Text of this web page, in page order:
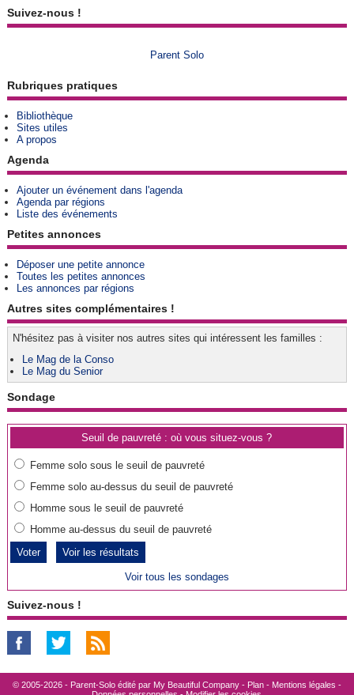
Suivez-nous !
Parent Solo
Rubriques pratiques
Bibliothèque
Sites utiles
A propos
Agenda
Ajouter un événement dans l'agenda
Agenda par régions
Liste des événements
Petites annonces
Déposer une petite annonce
Toutes les petites annonces
Les annonces par régions
Autres sites complémentaires !
N'hésitez pas à visiter nos autres sites qui intéressent les familles :
Le Mag de la Conso
Le Mag du Senior
Sondage
Seuil de pauvreté : où vous situez-vous ?
Femme solo sous le seuil de pauvreté
Femme solo au-dessus du seuil de pauvreté
Homme sous le seuil de pauvreté
Homme au-dessus du seuil de pauvreté
Voir les résultats
Voir tous les sondages
Suivez-nous !
© 2005-2026 - Parent-Solo édité par My Beautiful Company- Plan- Mentions légales -